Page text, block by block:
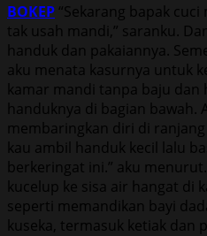
BOKEP “Sekarang bapak
tak usah mandi,” saranku.
handuk dan pakaiannya.
aku menata kasurnya untuk
kamar mandi tanpa baju dan
handuknya di bagian bawah.
membaringkan diri di
kau ambil handuk kecil lalu
berkeringat ini.” aku
kucelup ke sisa air hangat di
seperti memandikan bayi
kuseka, termasuk ketiak dan